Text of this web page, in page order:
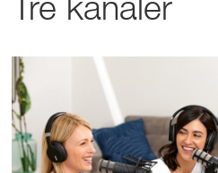
Tre kanaler